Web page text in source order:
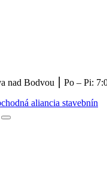
nad Bodvou ⎮ Po – Pi: